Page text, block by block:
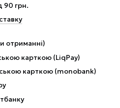
90 грн.
отриманні)
карткою (LiqPay)
карткою (monobank)